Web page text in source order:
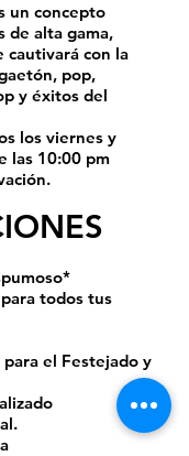
un concepto
de alta gama,
con la
pop,
y éxitos del
los viernes y
las 10:00 pm
todos tus
el Festejado y